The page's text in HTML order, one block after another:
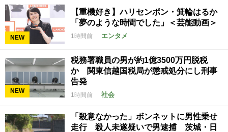
NEW
【重機好き】ハリセンボン・箕輪はるか
「夢のような時間でした」＜芸能動画＞
1時間前 エンタメ
NEW
税務署職員の男が約1億3500万円脱税
か 関東信越国税局が懲戒処分にし刑事
告発
1時間前 社会
「殺意なかった」ボンネットに男性乗せ
走行 殺人未遂疑いで男逮捕 茨城・日